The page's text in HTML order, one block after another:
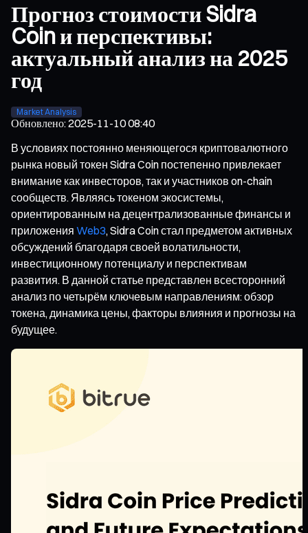
Прогноз стоимости Sidra
Coin и перспективы:
актуальный анализ на 2025
год
Market Analysis
Обновлено:2025-11-10 08:40
В условиях постоянно меняющегося криптовалютного
рынка новый токен Sidra Coin постепенно привлекает
внимание как инвесторов, так и участников on-chain
сообществ. Являясь токеном экосистемы,
ориентированным на децентрализованные финансы и
приложения Web3, Sidra Coin стал предметом активных
обсуждений благодаря своей волатильности,
инвестиционному потенциалу и перспективам
развития. В данной статье представлен всесторонний
анализ по четырём ключевым направлениям: обзор
токена, динамика цены, факторы влияния и прогнозы на
будущее.